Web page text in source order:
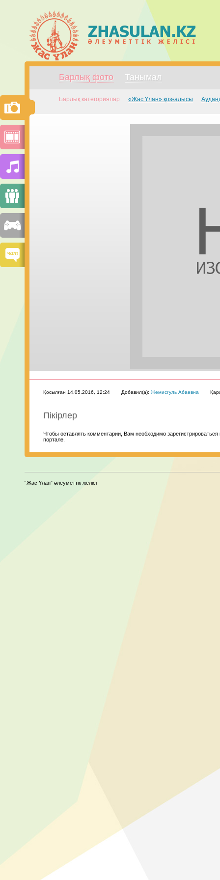
Барлық фото Танымал
Барлық категориялар «Жас Ұлан» қозғалысы
Қосылған 14.05.2016, 12:24 Добавил(а): Жемисгуль Абаевна
Пікірлер
Чтобы оставлять комментарии, Вам необходимо зарегистрироваться
портале.
“Жас Ұлан” әлеуметтік желісі